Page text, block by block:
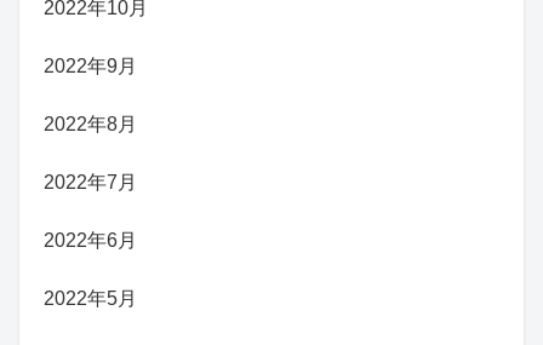
2022年10月
2022年9月
2022年8月
2022年7月
2022年6月
2022年5月